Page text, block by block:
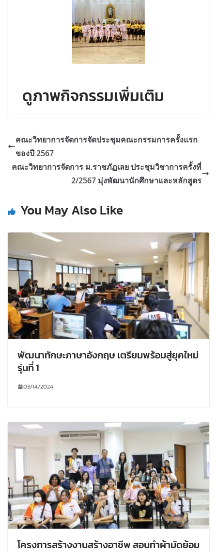
ดูภาพกิจกรรมเพิ่มเติม
คณะวิทยาการจัดการจัดประชุมคณะกรรมการครั้งแรก
ของปี 2567
คณะวิทยาการจัดการ ม.ราชภัฏเลย ประชุมวิชาการครั้งที่
2/2567 มุ่งพัฒนานักศึกษาและหลักสูตร
You May Also Like
พัฒนาทักษะภาษาอังกฤษ เตรียมพร้อมสู่ยุคใหม่
รุ่นที่ 1
03/14/2024
โครงการสร้างงานสร้างอาชีพ สอนทำผ้ามัดย้อม